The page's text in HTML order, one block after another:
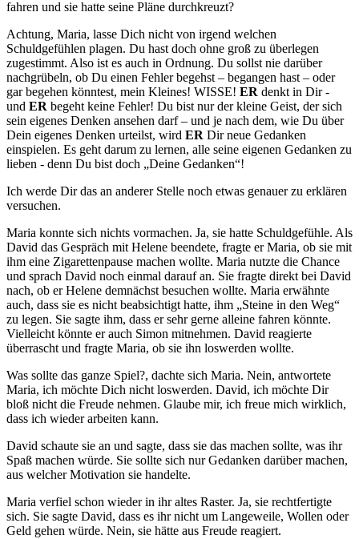
fahren und sie hatte seine Pläne durchkreuzt?
Achtung, Maria, lasse Dich nicht von irgend welchen
Schuldgefühlen plagen. Du hast doch ohne groß zu überlegen
zugestimmt. Also ist es auch in Ordnung. Du sollst nie darüber
nachgrübeln, ob Du einen Fehler begehst – begangen hast – oder
gar begehen könntest, mein Kleines! WISSE! ER denkt in Dir -
und ER begeht keine Fehler! Du bist nur der kleine Geist, der sich
sein eigenes Denken ansehen darf – und je nach dem, wie Du über
Dein eigenes Denken urteilst, wird ER Dir neue Gedanken
einspielen. Es geht darum zu lernen, alle seine eigenen Gedanken zu
lieben - denn Du bist doch „Deine Gedanken“!
Ich werde Dir das an anderer Stelle noch etwas genauer zu erklären
versuchen.
Maria konnte sich nichts vormachen. Ja, sie hatte Schuldgefühle. Als
David das Gespräch mit Helene beendete, fragte er Maria, ob sie mit
ihm eine Zigarettenpause machen wollte. Maria nutzte die Chance
und sprach David noch einmal darauf an. Sie fragte direkt bei David
nach, ob er Helene demnächst besuchen wollte. Maria erwähnte
auch, dass sie es nicht beabsichtigt hatte, ihm „Steine in den Weg“
zu legen. Sie sagte ihm, dass er sehr gerne alleine fahren könnte.
Vielleicht könnte er auch Simon mitnehmen. David reagierte
überrascht und fragte Maria, ob sie ihn loswerden wollte.
Was sollte das ganze Spiel?, dachte sich Maria. Nein, antwortete
Maria, ich möchte Dich nicht loswerden. David, ich möchte Dir
bloß nicht die Freude nehmen. Glaube mir, ich freue mich wirklich,
dass ich wieder arbeiten kann.
David schaute sie an und sagte, dass sie das machen sollte, was ihr
Spaß machen würde. Sie sollte sich nur Gedanken darüber machen,
aus welcher Motivation sie handelte.
Maria verfiel schon wieder in ihr altes Raster. Ja, sie rechtfertigte
sich. Sie sagte David, dass es ihr nicht um Langeweile, Wollen oder
Geld gehen würde. Nein, sie hätte aus Freude reagiert.